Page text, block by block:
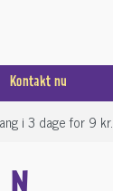
Kontakt nu
i 3 dage for 9 kr.
N